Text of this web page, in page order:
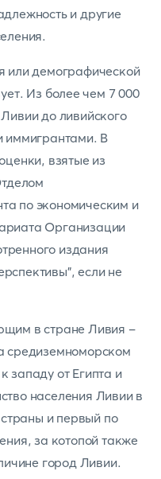
и другие
или демографической
Из более чем 7 000
до ливийского
иммигрантами. В
взятые из
по экономическим и
Организации
издания
если не
в стране Ливия -
средиземноморском
западу от Египта и
населения Ливии в
и первый по
за котопой также
город Ливии.